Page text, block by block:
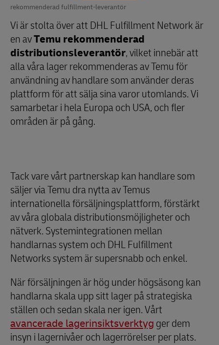
rekommenderad fulfillment-leverantör
Vi är stolta över att DHL Fulfillment Network är
en avTemu rekommenderad
distributionsleverantör, vilket innebär att
alla våra lager rekommenderas av Temu för
användning av handlare som använder deras
plattform för att sälja sina varor utomlands. Vi
samarbetar i hela Europa och USA, och fler
områden är på gång.
Tack vare vårt partnerskap kan handlare som
säljer via Temu dra nytta av Temus
internationella försäljningsplattform, förstärkt
av våra globala distributionsmöjligheter och
nätverk. Systemintegrationen mellan
handlarnas system och DHL Fulfillment
Networks system är supersnabb och enkel.
När försäljningen är hög under högsäsong kan
handlarna skala upp sitt lager på strategiska
ställen och sedan skala ner igen. Vårt
avancerade lagerinsiktsverktyg ger dem
insyn i lagernivåer och lagerrörelser per plats.